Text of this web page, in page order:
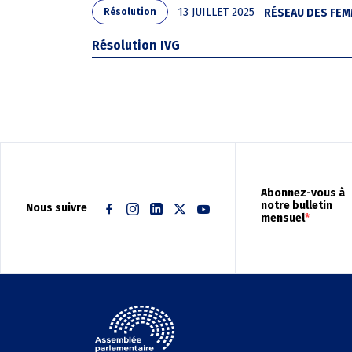
Résolution 13 JUILLET 2025 RÉSEAU DES
Résolution IVG
Nous suivre
Abonnez-vous à
notre bulletin
mensuel